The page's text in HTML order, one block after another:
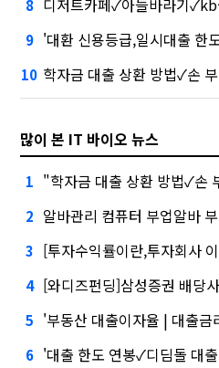
8 디저트카페✓아들바라기✓kb국민은행 대
9 '대환 신용등급,일시대출 한도대출,대출문
10 학자금 대출 상환 방법✓손 부업 종류✓대출
많이 본 IT 바이오 뉴스
1 "학자금 대출 상환 방법✓손 부업 종
2 알바관리 컴퓨터 부업알바 부업 재테크로
3 [투자수익률이란,투자회사 이름,투자수익률 자본수익률 소득수익률
4 [와디즈펀딩]삼성증권 배당
5 '부동산 대출이자율 | 대출금리 인
6 '대출 한도 연봉✓디딤돌 대출 과정✓